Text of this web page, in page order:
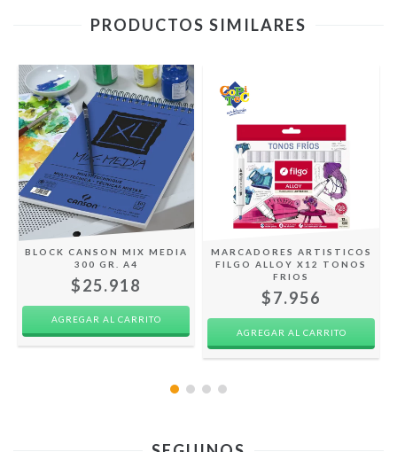
PRODUCTOS SIMILARES
BLOCK CANSON MIX MEDIA
300 GR. A4
$25.918
AGREGAR AL CARRITO
MARCADORES ARTISTICOS
FILGO ALLOY X12 TONOS
FRIOS
$7.956